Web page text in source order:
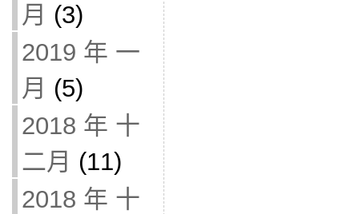
月 (3)
2019 年 一
月 (5)
2018 年 十
二月 (11)
2018 年 十